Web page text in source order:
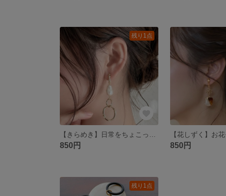
残り1点
850円 850円
残り1点